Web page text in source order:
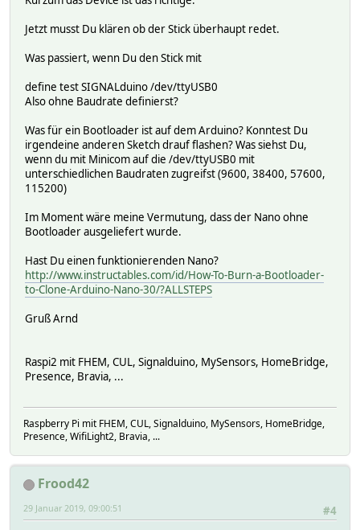
Jetzt musst Du klären ob der Stick überhaupt redet.
Was passiert, wenn Du den Stick mit
define test SIGNALduino /dev/ttyUSB0
Also ohne Baudrate definierst?
Was für ein Bootloader ist auf dem Arduino? Konntest Du
irgendeine anderen Sketch drauf flashen? Was siehst Du,
wenn du mit Minicom auf die /dev/ttyUSB0 mit
unterschiedlichen Baudraten zugreifst (9600, 38400, 57600,
115200)
Im Moment wäre meine Vermutung, dass der Nano ohne
Bootloader ausgeliefert wurde.
Hast Du einen funktionierenden Nano?
http://www.instructables.com/id/How-To-Burn-a-Bootloader-
to-Clone-Arduino-Nano-30/?ALLSTEPS
Gruß Arnd
Raspi2 mit FHEM, CUL, Signalduino, MySensors, HomeBridge,
Presence, Bravia, ...
Raspberry Pi mit FHEM, CUL, Signalduino, MySensors, HomeBridge,
Presence, WifiLight2, Bravia, ...
Frood42
#4
29 Januar 2019, 09:00:51